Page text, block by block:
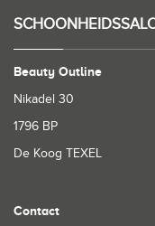
Beauty Outline
Nikadel 30
1796 BP
De Koog TEXEL
Contact